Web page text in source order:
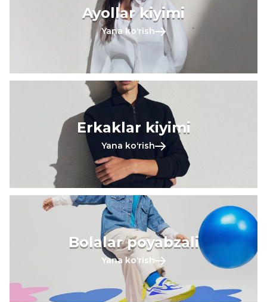
Ayollar kiyimi
Yana koʻrish
Erkaklar kiyimi
Yana koʻrish
Bolalar poyabzali
Yana koʻrish